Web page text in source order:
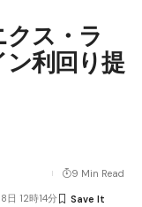
ス・ラ
利回り提
12時14分
9 Min Read